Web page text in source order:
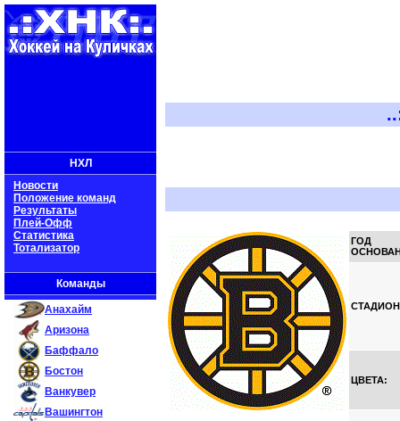
НХЛ
Новости
Положение команд
Результаты
Плей-Офф
Статистика
Тотализатор
Команды
Анахайм
Аризона
Баффало
Бостон
Ванкувер
Вашингтон
..::
ГОД
ЦВЕТА: